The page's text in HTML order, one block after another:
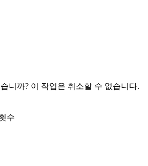
니까? 이 작업은 취소할 수 없습니다.
수